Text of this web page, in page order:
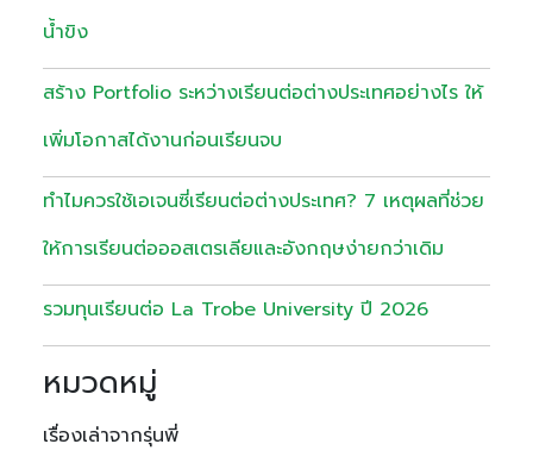
น้ำขิง
สร้าง Portfolio ระหว่างเรียนต่อต่างประเทศอย่างไร ให้
เพิ่มโอกาสได้งานก่อนเรียนจบ
ทำไมควรใช้เอเจนซี่เรียนต่อต่างประเทศ? 7 เหตุผลที่ช่วย
ให้การเรียนต่อออสเตรเลียและอังกฤษง่ายกว่าเดิม
รวมทุนเรียนต่อ La Trobe University ปี 2026
หมวดหมู่
เรื่องเล่าจากรุ่นพี่